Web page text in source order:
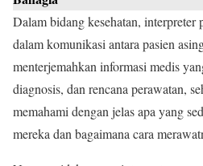
Dalam bidang kesehatan, interpreter
dalam komunikasi antara pasien
menterjemahkan informasi medis
diagnosis, dan rencana perawatan,
memahami dengan jelas apa yang
mereka dan bagaimana cara